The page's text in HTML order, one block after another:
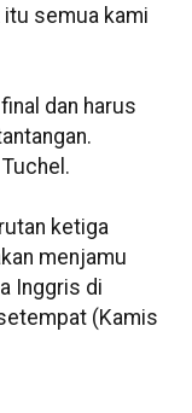
semua kami
dan harus
ketiga
menjamu
Inggris di
(Kamis